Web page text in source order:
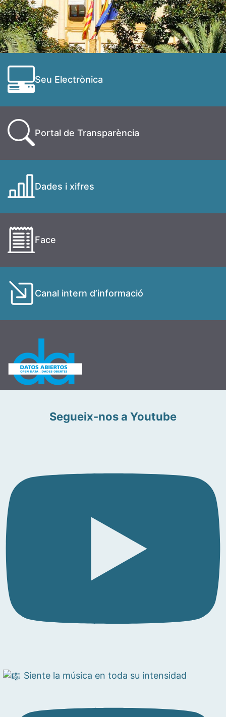
Seu Electrònica
Portal de Transparència
Dades i xifres
Face
Canal intern d’informació
Segueix-nos a Youtube
Siente la música en toda su intensidad